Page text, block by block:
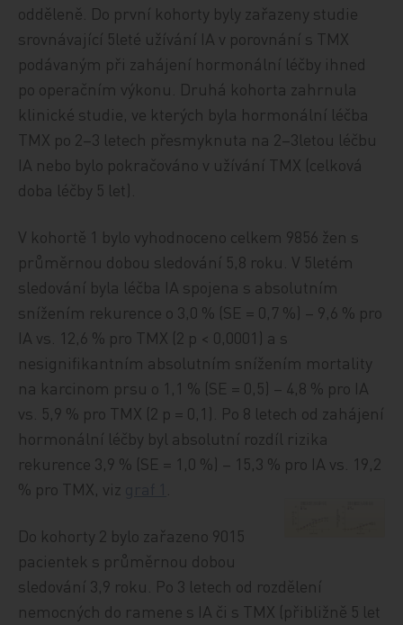
odděleně. Do první kohorty byly zařazeny studie
srovnávající 5leté užívání IA v porovnání s TMX
podávaným při zahájení hormonální léčby ihned
po operačním výkonu. Druhá kohorta zahrnula
klinické studie, ve kterých byla hormonální léčba
TMX po 2–3 letech přesmyknuta na 2–3letou léčbu
IA nebo bylo pokračováno v užívání TMX (celková
doba léčby 5 let).
V kohortě 1 bylo vyhodnoceno celkem 9856 žen s
průměrnou dobou sledování 5,8 roku. V 5letém
sledování byla léčba IA spojena s absolutním
snížením rekurence o 3,0 % (SE = 0,7 %) – 9,6 % pro
IA vs. 12,6 % pro TMX (2 p < 0,0001) a s
nesignifikantním absolutním snížením mortality
na karcinom prsu o 1,1 % (SE = 0,5) – 4,8 % pro IA
vs. 5,9 % pro TMX (2 p = 0,1). Po 8 letech od zahájení
hormonální léčby byl absolutní rozdíl rizika
rekurence 3,9 % (SE = 1,0 %) – 15,3 % pro IA vs. 19,2
% pro TMX, viz
Do kohorty 2 bylo zařazeno 9015
pacientek s průměrnou dobou
sledování 3,9 roku. Po 3 letech od rozdělení
nemocných do ramene s IA či s TMX (přibližně 5 let